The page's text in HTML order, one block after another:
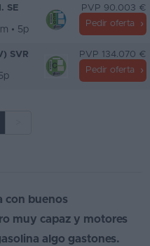
SE
• 5p
PVP 90.003 €
Pedir oferta
SVR
PVP 134.070 €
Pedir oferta
con buenos
muy capaz y motores
algo gastones.